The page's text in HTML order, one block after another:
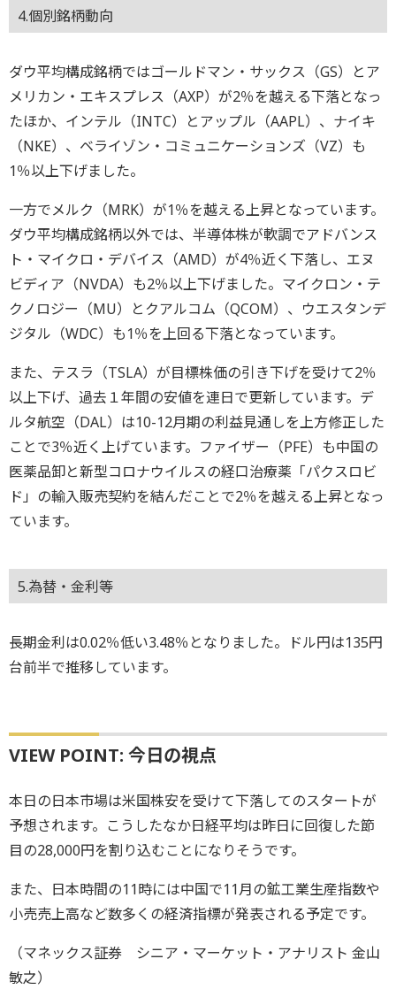
4.個別銘柄動向
ダウ平均構成銘柄ではゴールドマン・サックス（GS）とア
メリカン・エキスプレス（AXP）が2％を越える下落となっ
たほか、インテル（INTC）とアップル（AAPL）、ナイキ
（NKE）、ベライゾン・コミュニケーションズ（VZ）も
1％以上下げました。
一方でメルク（MRK）が1％を越える上昇となっています。
ダウ平均構成銘柄以外では、半導体株が軟調でアドバンス
ト・マイクロ・デバイス（AMD）が4％近く下落し、エヌ
ビディア（NVDA）も2％以上下げました。マイクロン・テ
クノロジー（MU）とクアルコム（QCOM）、ウエスタンデ
ジタル（WDC）も1％を上回る下落となっています。
また、テスラ（TSLA）が目標株価の引き下げを受けて2％
以上下げ、過去１年間の安値を連日で更新しています。デ
ルタ航空（DAL）は10-12月期の利益見通しを上方修正した
ことで3％近く上げています。ファイザー（PFE）も中国の
医薬品卸と新型コロナウイルスの経口治療薬「パクスロビ
ド」の輸入販売契約を結んだことで2％を越える上昇となっ
ています。
5.為替・金利等
長期金利は0.02％低い3.48％となりました。ドル円は135円
台前半で推移しています。
VIEW POINT: 今日の視点
本日の日本市場は米国株安を受けて下落してのスタートが
予想されます。こうしたなか日経平均は昨日に回復した節
目の28,000円を割り込むことになりそうです。
また、日本時間の11時には中国で11月の鉱工業生産指数や
小売売上高など数多くの経済指標が発表される予定です。
（マネックス証券 シニア・マーケット・アナリスト 金山
敏之）